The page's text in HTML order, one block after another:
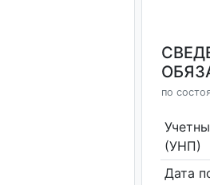
по
(УНП)
Дата